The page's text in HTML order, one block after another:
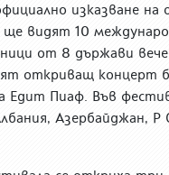
изказване
видят 10
от 8 държави
откриващ концерт
Едит Пиаф. Във
Азербайджан, Р